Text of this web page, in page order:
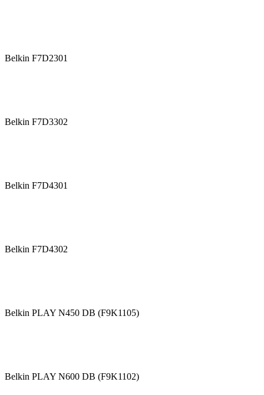
Belkin F7D2301
Belkin F7D3302
Belkin F7D4301
Belkin F7D4302
Belkin PLAY N450 DB (F9K1105)
Belkin PLAY N600 DB (F9K1102)